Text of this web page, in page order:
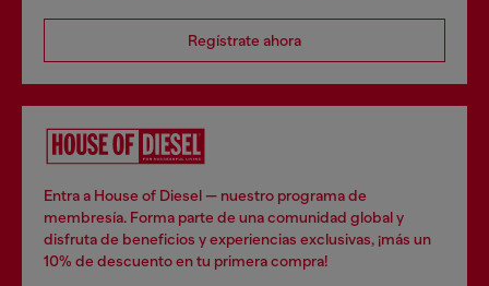
Regístrate ahora
Entra a House of Diesel — nuestro programa de
membresía. Forma parte de una comunidad global y
disfruta de beneficios y experiencias exclusivas, ¡más un
10% de descuento en tu primera compra!